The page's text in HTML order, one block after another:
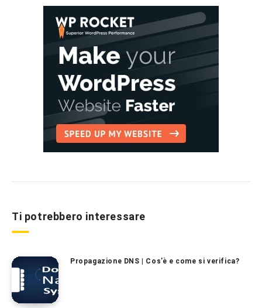
Ti potrebbero interessare
Propagazione DNS | Cos’è e come si verifica?